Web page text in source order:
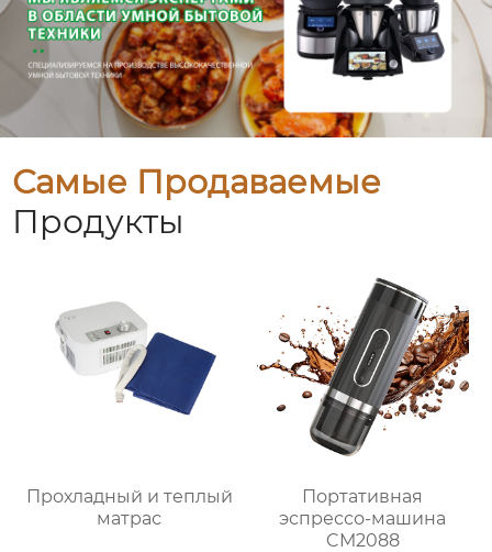
Самые Продаваемые
Продукты
Прохладный и теплый
матрас
Портативная
эспрессо-машина
CM2088